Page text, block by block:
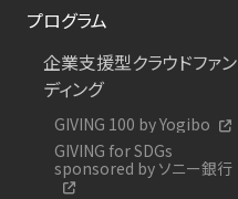
プログラム
企業支援型クラウドファン
ディング
GIVING 100 by Yogibo
GIVING for SDGs
sponsored by ソニー銀行